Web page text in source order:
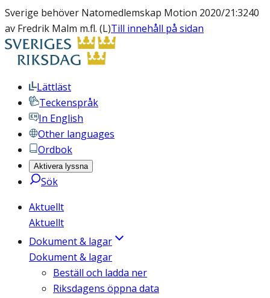
Sverige behöver Natomedlemskap Motion 2020/21:3240
av Fredrik Malm m.fl. (L)Till innehåll på sidan
Lättläst
Teckenspråk
In English
Other languages
Ordbok
Aktivera lyssna
Sök
Aktuellt
Aktuellt
Dokument & lagar
Dokument & lagar
Beställ och ladda ner
Riksdagens öppna data